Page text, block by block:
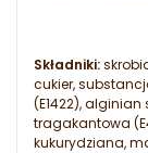
Składniki:
cukier,
(E1422),
tragakantowa
kukurydziana,